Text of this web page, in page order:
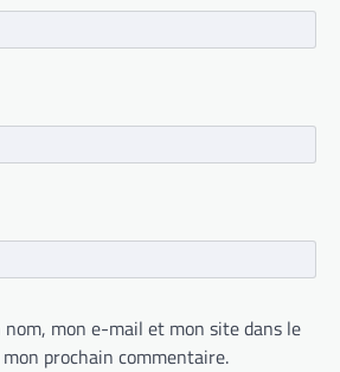
mon e-mail et mon site dans le
prochain commentaire.